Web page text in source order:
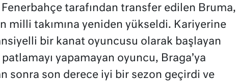
Fenerbahçe tarafından transfer edilen Bruma,
milli takımına yeniden yükseldi. Kariyerine
bir kanat oyuncusu olarak başlayan
yapamayan oyuncu, Braga’ya
sonra son derece iyi bir sezon geçirdi ve